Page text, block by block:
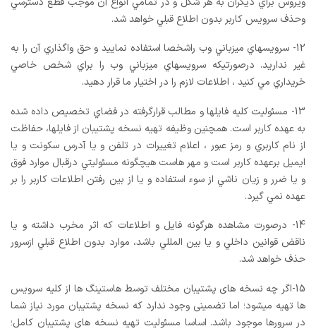
وحذف سرويس کاربر بدون اطلاع قبلي خواهد شد.
12- سرويسهاي ميزباني وب راشخصا استفاده نماييد و حق واگذاري آن را به
غير نداريد. درصورتيکه سرويسهاي ميزباني وب را براي شخص خاصي
خريداري مي کنيد ، اطلاعات لازم را در اختيار ما قرار دهيد.
13- مسئوليت کليه فايلها و مطالب قرارگرفته در فضاي تخصيص داده شده
به عهده کاربر است. همچنين وظيفه تهيه نسخه پشتيبان از فايلها، حفاظت
از نام کاربري و رمز عبور ، اعلام تغييرات در تلفن و يا آدرس سکونت و يا
ايميل برعهده کاربر است و مهر هاست هيچگونه مسئوليتي درقبال موارد فوق
و يا ضرر و زيان ناشي از سوء استفاده و يا از بين رفتن اطلاعات کاربر را بر
عهده نمي گيرد.
14- درصورت مشاهده هرگونه فايل و اطلاعات که اثر مخرب داشته و يا
ناقض قوانين داخلي و يا بين المللي باشد، موارد بدون اطلاع قبلي ازسرور
حذف خواهد شد.
15-اگر چه نسخه های پشتیبان مختلف توسط هاستینگ ها از کلیه سرویس
ها تهیه میشود؛ اما تضمینی وجود ندارد که نسخه پشتیبان مورد نیاز شما
در سرورها موجود باشد. اساسا مسئولیت تهیه نسخه های پشتیبان کامل؛